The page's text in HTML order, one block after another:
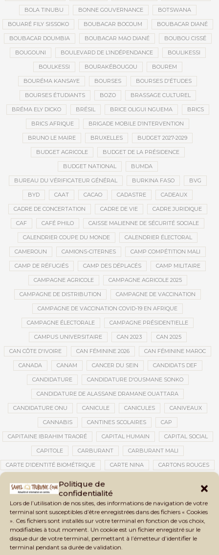
Politique de
confidentialité
Lors de l’utilisation de nos sites, des informations de navigation de votre
terminal sont susceptibles d’être enregistrées dans des fichiers « Cookies
». Ces fichiers sont installés sur votre terminal en fonction de vos choix,
modifiables à tout moment. Un cookie est un fichier enregistré sur le
disque dur de votre terminal, permettant à l’émetteur d’identifier le
terminal pendant sa durée de validation.
BOLA TINUBU BONNE GOUVERNANCE BOTSWANA
BOUARÉ FILY SISSOKO BOUBACAR BOCOUM BOUBACAR DIANÉ
BOUBACAR DOUMBIA BOUBACAR MAO DIANÉ BOUBOU CISSÉ
BOUGOUNI BOULEVARD DE L’INDÉPENDANCE BOULIKESSI
BOULKESSI BOURAKÉBOUGOU BOUREM
BOURÉMA KANSAYE BOURSES BOURSES D'ÉTUDES
BOURSES ÉTUDIANTS BOZO BRASSAGE CULTUREL
BRÉMA ELY DICKO BRÉSIL BRICE OLIGUI NGUEMA BRICS
BRICS AFRIQUE BRIGADE MOBILE D’INTERVENTION
BRUNO LE MAIRE BRUXELLES BUDGET 2027-2029
BUDGET AGRICOLE BUDGET DE LA PRÉSIDENCE
BUDGET NATIONAL BUMDA
BUREAU DU VÉRIFICATEUR GÉNÉRAL BURKINA FASO BVG
BYD CAAT CACAO CADASTRE CADEAUX
CADRE DE CONCERTATION CADRE DE VIE CADRE JURIDIQUE
CAF CAFÉ PHILO CAISSE MALIENNE DE SÉCURITÉ SOCIALE
CALENDRIER COUPE DU MONDE CALENDRIER ÉLECTORAL
CAMEROUN CAMIONS-CITERNES CAMP COMPÉTITION MALI
CAMP DE RÉFUGIÉS CAMP DES DÉPLACÉS CAMP MILITAIRE
CAMPAGNE AGRICOLE CAMPAGNE AGRICOLE 2025
CAMPAGNE DE DISTRIBUTION CAMPAGNE DE VACCINATION
CAMPAGNE DE VACCINATION COVID-19 EN AFRIQUE
CAMPAGNE ÉLECTORALE CAMPAGNE PRÉSIDENTIELLE
CAMPUS UNIVERSITAIRE CAN 2023 CAN 2025
CAN CÔTE D'IVOIRE CAN FÉMININE 2026 CAN FÉMININE MAROC
CANADA CANAM CANCER DU SEIN CANDIDATS DEF
CANDIDATURE CANDIDATURE D'OUSMANE SONKO
CANDIDATURE DE ALASSANE DRAMANE OUATTARA
CANDIDATURE ONU CANICULE CANICULES CANIVEAUX
CANNABIS CANTINES SCOLAIRES CAP
CAPITAINE IBRAHIM TRAORÉ CAPITAL HUMAIN CAPITAL SOCIAL
CAPITOLE CARBURANT CARBURANT MALI
CARTE D’IDENTITÉ BIOMÉTRIQUE CARTE NINA CARTONS ROUGES
CATASTROPHES CLIMATIQUES
CAUTION 10 000 DOLLARS CAUTION DE VISA CDAT CECOGEC
CÉDÉAO CEDEAO CEI CÉLÉBRATION NATIONALE CEMAC
CEMAPI CEN-SNESUP CENOU CENSURE
CENTRAFRIQUE CENTRALE SOLAIRE